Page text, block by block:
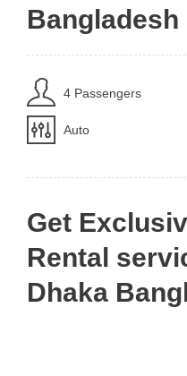
Bangladesh
4 Passengers
Auto
Get
Rental
Dhaka